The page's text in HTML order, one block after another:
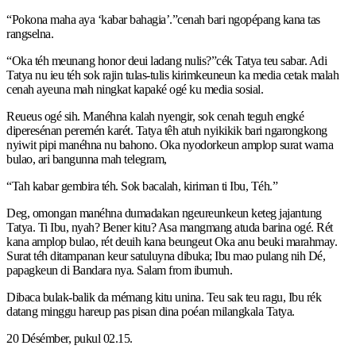
“Pokona maha aya ‘kabar bahagia’.”cenah bari ngopépang kana tas
rangselna.
“Oka téh meunang honor deui ladang nulis?”cék Tatya teu sabar. Adi
Tatya nu ieu téh sok rajin tulas-tulis kirimkeuneun ka media cetak malah
cenah ayeuna mah ningkat kapaké ogé ku media sosial.
Reueus ogé sih. Manéhna kalah nyengir, sok cenah teguh engké
diperesénan peremén karét. Tatya têh atuh nyikikik bari ngarongkong
nyiwit pipi manéhna nu bahono. Oka nyodorkeun amplop surat warna
bulao, ari bangunna mah telegram,
“Tah kabar gembira téh. Sok bacalah, kiriman ti Ibu, Téh.”
Deg, omongan manéhna dumadakan ngeureunkeun keteg jajantung
Tatya. Ti Ibu, nyah? Bener kitu? Asa mangmang atuda barina ogé. Rét
kana amplop bulao, rét deuih kana beungeut Oka anu beuki marahmay.
Surat téh ditampanan keur satuluyna dibuka; Ibu mao pulang nih Dé,
papagkeun di Bandara nya. Salam from ibumuh.
Dibaca bulak-balik da mémang kitu unina. Teu sak teu ragu, Ibu rék
datang minggu hareup pas pisan dina poéan milangkala Tatya.
20 Désémber, pukul 02.15.